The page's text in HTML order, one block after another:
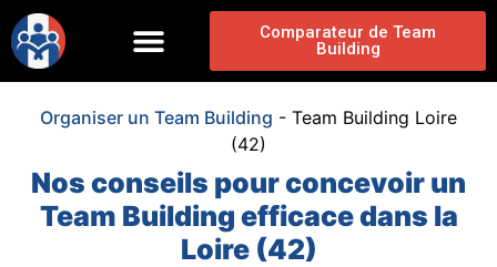
Comparateur de Team
Building
Organiser un Team Building - Team Building Loire
(42)
Nos conseils pour concevoir un
Team Building efficace dans la
Loire (42)